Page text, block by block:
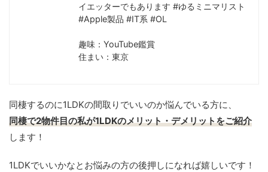
イエッターでもあります #ゆるミニマリスト
#Apple製品 #IT系 #OL
趣味：YouTube鑑賞
住まい：東京
同棲するのに1LDKの間取りでいいのか悩んでいる方に、
同棲で2物件目の私が1LDKのメリット・デメリットをご紹介
します！
1LDKでいいかなとお悩みの方の後押しになれば嬉しいです！